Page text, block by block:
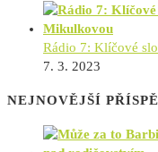
Rádio 7: Klíčové
7. 3. 2023
NEJNOVĚJŠÍ